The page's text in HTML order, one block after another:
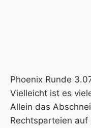
Phoenix Runde
Vielleicht ist es
Allein das
Rechtsparteien auf